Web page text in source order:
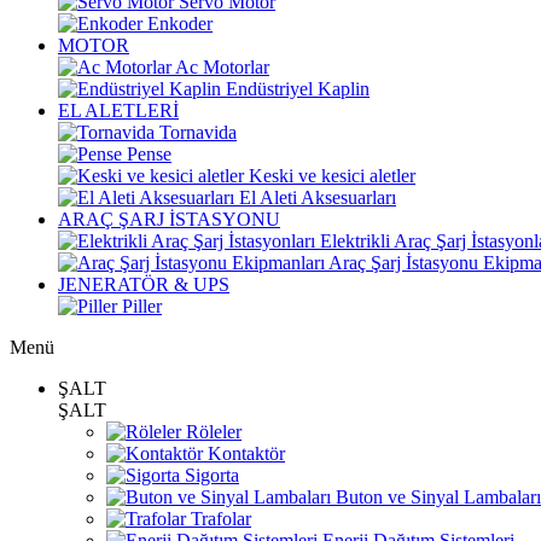
Enkoder
MOTOR
Ac Motorlar
Endüstriyel Kaplin
EL ALETLERİ
Tornavida
Pense
Keski ve kesici aletler
El Aleti Aksesuarları
ARAÇ ŞARJ İSTASYONU
Elektrikli Araç Şarj
Araç Şarj İstasyonu
JENERATÖR & UPS
Piller
Menü
ŞALT
ŞALT
Röleler
Kontaktör
Sigorta
Buton ve Sinyal Lambaları
Trafolar